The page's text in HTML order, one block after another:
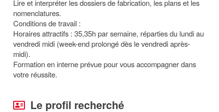
Lire et interpréter les dossiers de fabrication, les plans et les
nomenclatures.
Conditions de travail :
Horaires attractifs : 35,35h par semaine, réparties du lundi au
vendredi midi (week-end prolongé dès le vendredi après-
midi).
Formation en interne prévue pour vous accompagner dans
votre réussite.
Le profil recherché